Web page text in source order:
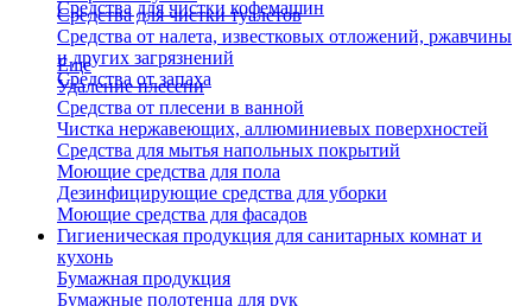
Средства для чистки кофемашин
Средства для чистки туалетов
Средства от налета, известковых отложений, ржавчины
и других загрязнений
Средства от запаха
Еще
Удаление плесени
Средства от плесени в ванной
Чистка нержавеющих, аллюминиевых поверхностей
Средства для мытья напольных покрытий
Моющие средства для пола
Дезинфицирующие средства для уборки
Моющие средства для фасадов
Гигиеническая продукция для санитарных комнат и
кухонь
Бумажная продукция
Бумажные полотенца для рук